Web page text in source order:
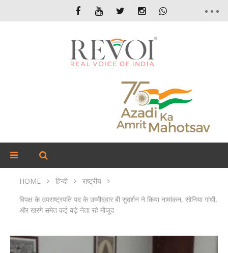
HOME हिन्दी
राष्ट्रीय
विपक्ष के उपराष्ट्रपति पद के उम्मीदवार बी सुदर्शन ने किया नामांकन, सोनिया गांधी,
और खरगे समेत कई बड़े नेता रहे मौजूद